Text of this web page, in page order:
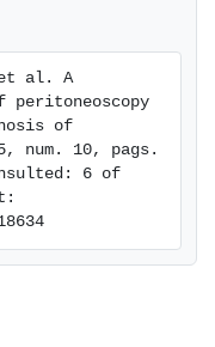
et al. A
peritoneoscopy
of
num. 10, pags.
6 of